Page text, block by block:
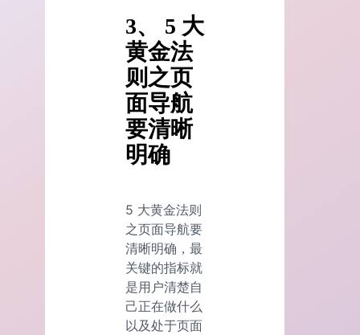
3、 5 大
黄金法
则之页
面导航
要清晰
明确
5 大黄金法则
之页面导航要
清晰明确，最
关键的指标就
是用户清楚自
己正在做什么
以及处于页面